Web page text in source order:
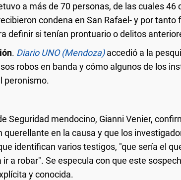
a más de 70 personas, de las cuales
condena en San Rafael- y por
definir si tenían prontuario o delitos
. Diario UNO (Mendoza)accedió a la
robos en banda y cómo algunos de los
peronismo.
Seguridad mendocino, Gianni Venier,
querellante en la causa y que los
identifican varios testigos, "que sería el
ir a robar". Se especula con que este
y conocida.